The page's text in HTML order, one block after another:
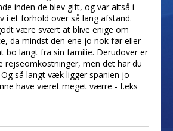
inden de blev gift, og var altså i
i et forhold over så lang afstand.
være svært at blive enige om
da mindst den ene jo nok før eller
bo langt fra sin familie. Derudover er
rejseomkostninger, men det har du
så langt væk ligger spanien jo
have været meget værre - f.eks